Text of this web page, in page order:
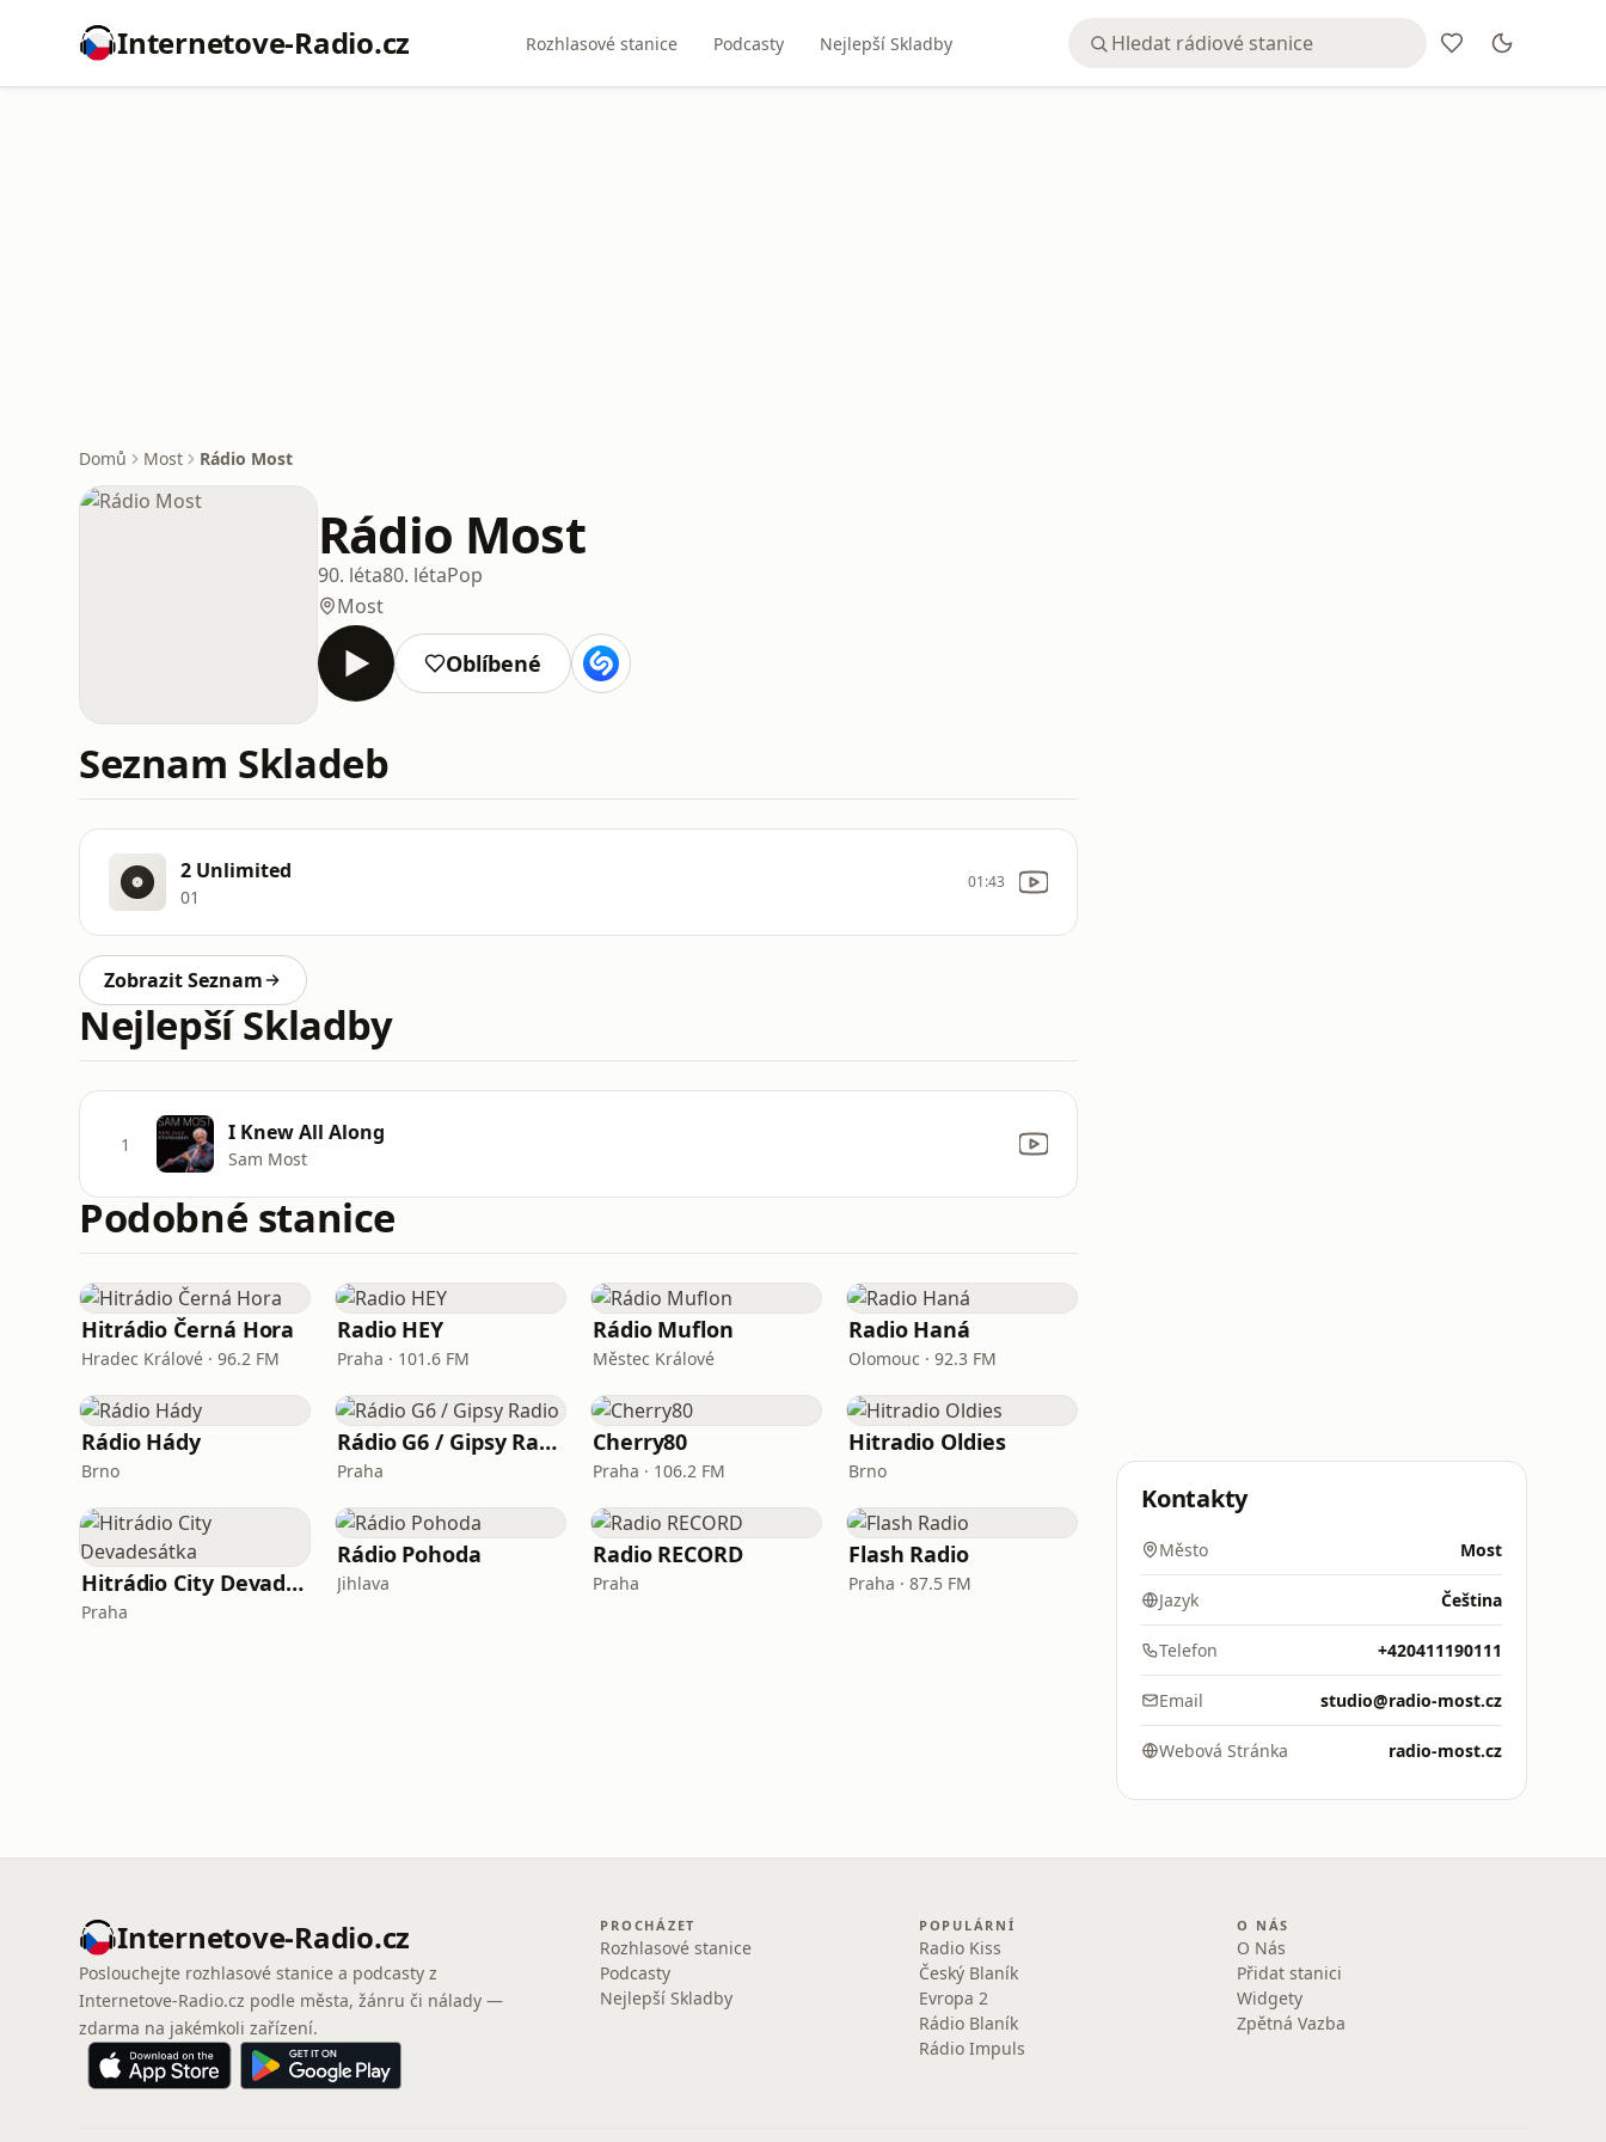
Internetove-Radio.cz Rozhlasové stanice Podcasty Nejlepší Skladby
Domů Most Rádio Most
Rádio Most
90. léta80. létaPop
Most
Oblíbené
Seznam Skladeb
2 Unlimited
01
01:43
Zobrazit Seznam
Nejlepší Skladby
1 I Knew All Along
Sam Most
Podobné stanice
Hitrádio Černá Hora
Hradec Králové · 96.2 FM
Radio HEY
Praha · 101.6 FM
Rádio Muflon
Městec Králové
Radio Haná
Olomouc · 92.3 FM
Rádio Hády
Brno
Rádio G6 / Gipsy Radio
Praha
Cherry80
Praha · 106.2 FM
Hitradio Oldies
Brno
Hitrádio City Devadesátka
Praha
Rádio Pohoda
Jihlava
Radio RECORD
Praha
Flash Radio
Praha · 87.5 FM
Kontakty
Město Most
Jazyk Čeština
Telefon +420411190111
Email studio@radio-most.cz
Webová Stránka radio-most.cz
Internetove-Radio.cz
Poslouchejte rozhlasové stanice a podcasty z
Internetove-Radio.cz podle města, žánru či nálady —
zdarma na jakémkoli zařízení.
PROCHÁZET
Rozhlasové stanice
Podcasty
Nejlepší Skladby
POPULÁRNÍ
Radio Kiss
Český Blaník
Evropa 2
Rádio Blaník
Rádio Impuls
O NÁS
O Nás
Přidat stanici
Widgety
Zpětná Vazba